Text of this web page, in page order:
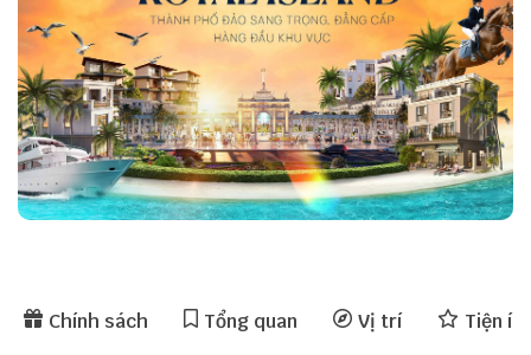
Chính sách Tổng quan Vị trí Tiện